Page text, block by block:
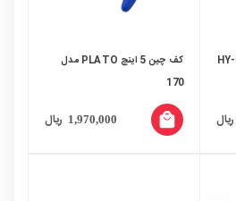
ریال
کف چین 5 اینچ PLATO مدل
170
1,970,000 ریال local_mall